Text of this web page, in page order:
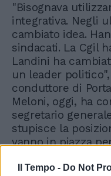
Il Tempo - Do Not
"Bisognava
integrativa. Negli
cambiato idea.
sindacati. La Cgil
Landini ha
un leader
conduttore di
Meloni, oggi, ha
segretario
stupisce la
vanno in piazza
minimo quando
collettivi e